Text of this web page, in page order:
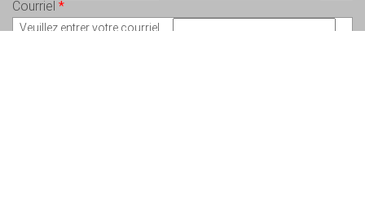
Courriel *
Veuillez entrer votre courriel